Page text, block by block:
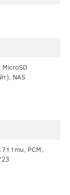
MicroSD
NAS
PCM,